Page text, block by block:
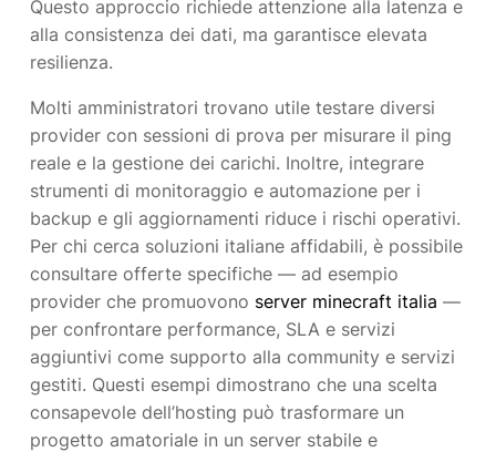
Questo approccio richiede attenzione alla latenza e
alla consistenza dei dati, ma garantisce elevata
resilienza.
Molti amministratori trovano utile testare diversi
provider con sessioni di prova per misurare il ping
reale e la gestione dei carichi. Inoltre, integrare
strumenti di monitoraggio e automazione per i
backup e gli aggiornamenti riduce i rischi operativi.
Per chi cerca soluzioni italiane affidabili, è possibile
consultare offerte specifiche — ad esempio
provider che promuovono server minecraft italia —
per confrontare performance, SLA e servizi
aggiuntivi come supporto alla community e servizi
gestiti. Questi esempi dimostrano che una scelta
consapevole dell’hosting può trasformare un
progetto amatoriale in un server stabile e